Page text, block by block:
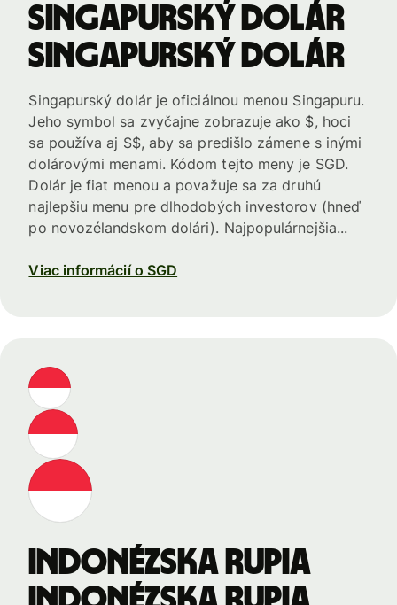
Singapurský dolár
Singapurský dolár
Singapurský dolár je oficiálnou menou Singapuru.
Jeho symbol sa zvyčajne zobrazuje ako $, hoci
sa používa aj S$, aby sa predišlo zámene s inými
dolárovými menami. Kódom tejto meny je SGD.
Dolár je fiat menou a považuje sa za druhú
najlepšiu menu pre dlhodobých investorov (hneď
po novozélandskom dolári). Najpopulárnejšia...
Viac informácií o SGD
Indonézska rupia